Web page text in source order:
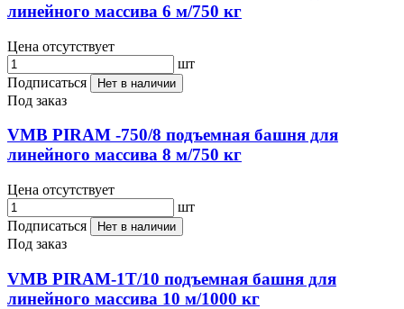
линейного массива 6 м/750 кг
Цена отсутствует
шт
Подписаться
Нет в наличии
Под заказ
VMB PIRAM -750/8 подъемная башня для
линейного массива 8 м/750 кг
Цена отсутствует
шт
Подписаться
Нет в наличии
Под заказ
VMB PIRAM-1T/10 подъемная башня для
линейного массива 10 м/1000 кг